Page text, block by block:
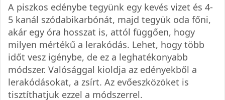
A piszkos edénybe tegyünk egy kevés vizet és 4-
5 kanál szódabikarbónát, majd tegyük oda főni,
akár egy óra hosszat is, attól függően, hogy
milyen mértékű a lerakódás. Lehet, hogy több
időt vesz igénybe, de ez a leghatékonyabb
módszer. Valósággal kioldja az edényekből a
lerakódásokat, a zsírt. Az evőeszközöket is
tisztíthatjuk ezzel a módszerrel.